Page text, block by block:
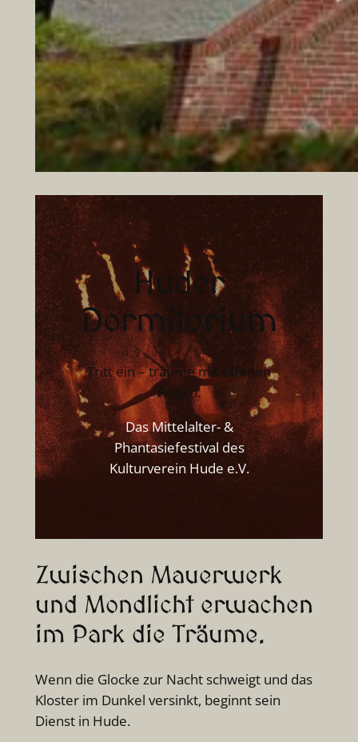
Huder
Dormitorium
Tritt ein – träume mit offenen
Augen.
Das Mittelalter- &
Phantasiefestival des
Kulturverein Hude e.V.
Zwischen Mauerwerk
und Mondlicht erwachen
im Park die Träume.
Wenn die Glocke zur Nacht schweigt und das
Kloster im Dunkel versinkt, beginnt sein
Dienst in Hude.